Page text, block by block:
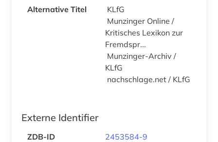
Alternative Titel
KLfG
Munzinger Online /
Kritisches Lexikon zur
Fremdspr...
Munzinger-Archiv /
KLfG
nachschlage.net / KLfG
Externe Identifier
ZDB-ID
2453584-9